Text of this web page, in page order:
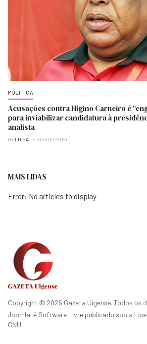
POLITICA
Acusações contra Higino Carneiro é
para inviabilizar candidatura à
analista
BY LUISA 03-DEZ-2025
MAIS LIDAS
Error: No articles to display
Copyright © 2026 Gazeta Uigense. Todos os
Joomla! é Software Livre publicado sob a
GNU.